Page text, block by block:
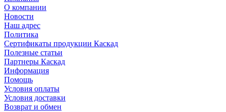
О компании
Новости
Наш адрес
Политика
Сертификаты продукции Каскад
Полезные статьи
Партнеры Каскад
Информация
Помощь
Условия оплаты
Условия доставки
Возврат и обмен